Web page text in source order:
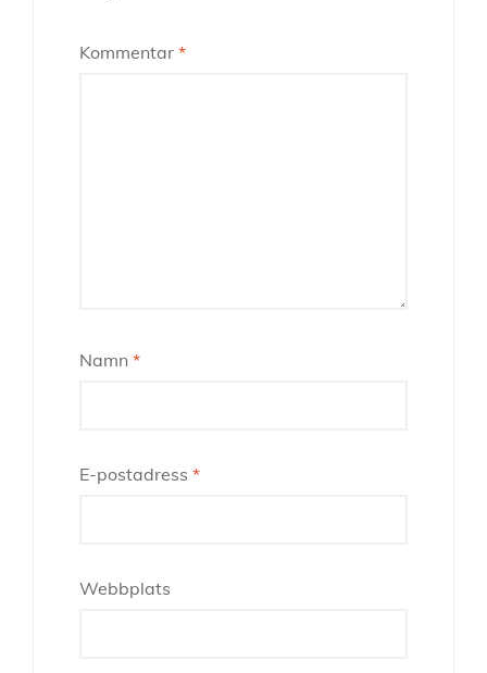
Kommentar *
Namn *
E-postadress *
Webbplats